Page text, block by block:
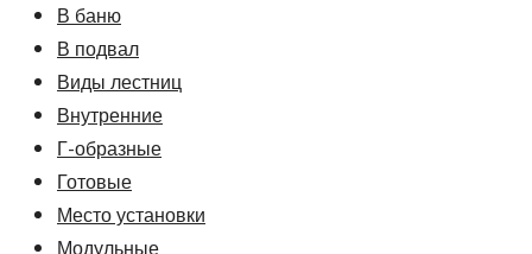
В баню
В подвал
Виды лестниц
Внутренние
Г-образные
Готовые
Место установки